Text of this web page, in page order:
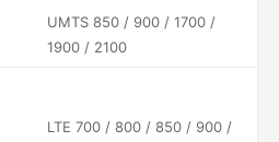
UMTS 850 / 900 / 1700 /
1900 / 2100
LTE 700 / 800 / 850 / 900 /